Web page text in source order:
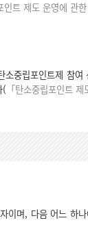
인트 제도 운영에 관
중립포인트제 참여
( 「탄소중립포인트
이며, 다음 어느 하